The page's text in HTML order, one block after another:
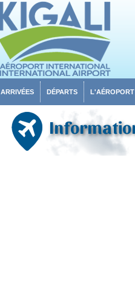
ARRIVÉES DÉPARTS L'AÉROPORT